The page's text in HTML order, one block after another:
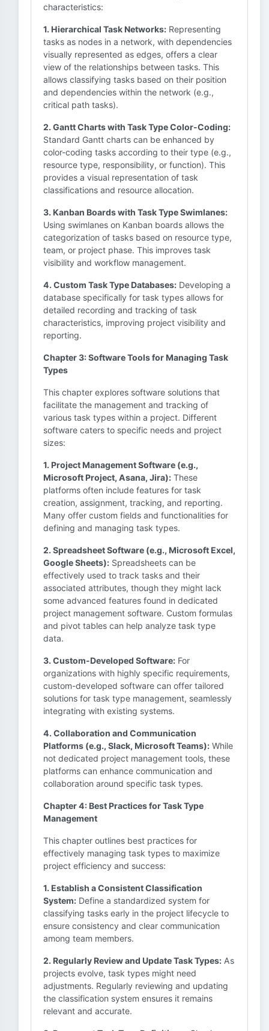
characteristics:
1. Hierarchical Task Networks: Representing
tasks as nodes in a network, with dependencies
visually represented as edges, offers a clear
view of the relationships between tasks. This
allows classifying tasks based on their position
and dependencies within the network (e.g.,
critical path tasks).
2. Gantt Charts with Task Type Color-Coding:
Standard Gantt charts can be enhanced by
color-coding tasks according to their type (e.g.,
resource type, responsibility, or function). This
provides a visual representation of task
classifications and resource allocation.
3. Kanban Boards with Task Type Swimlanes:
Using swimlanes on Kanban boards allows the
categorization of tasks based on resource type,
team, or project phase. This improves task
visibility and workflow management.
4. Custom Task Type Databases: Developing a
database specifically for task types allows for
detailed recording and tracking of task
characteristics, improving project visibility and
reporting.
Chapter 3: Software Tools for Managing Task
Types
This chapter explores software solutions that
facilitate the management and tracking of
various task types within a project. Different
software caters to specific needs and project
sizes:
1. Project Management Software (e.g.,
Microsoft Project, Asana, Jira): These
platforms often include features for task
creation, assignment, tracking, and reporting.
Many offer custom fields and functionalities for
defining and managing task types.
2. Spreadsheet Software (e.g., Microsoft Excel,
Google Sheets): Spreadsheets can be
effectively used to track tasks and their
associated attributes, though they might lack
some advanced features found in dedicated
project management software. Custom formulas
and pivot tables can help analyze task type
data.
3. Custom-Developed Software: For
organizations with highly specific requirements,
custom-developed software can offer tailored
solutions for task type management, seamlessly
integrating with existing systems.
4. Collaboration and Communication
Platforms (e.g., Slack, Microsoft Teams): While
not dedicated project management tools, these
platforms can enhance communication and
collaboration around specific task types.
Chapter 4: Best Practices for Task Type
Management
This chapter outlines best practices for
effectively managing task types to maximize
project efficiency and success:
1. Establish a Consistent Classification
System: Define a standardized system for
classifying tasks early in the project lifecycle to
ensure consistency and clear communication
among team members.
2. Regularly Review and Update Task Types: As
projects evolve, task types might need
adjustments. Regularly reviewing and updating
the classification system ensures it remains
relevant and accurate.